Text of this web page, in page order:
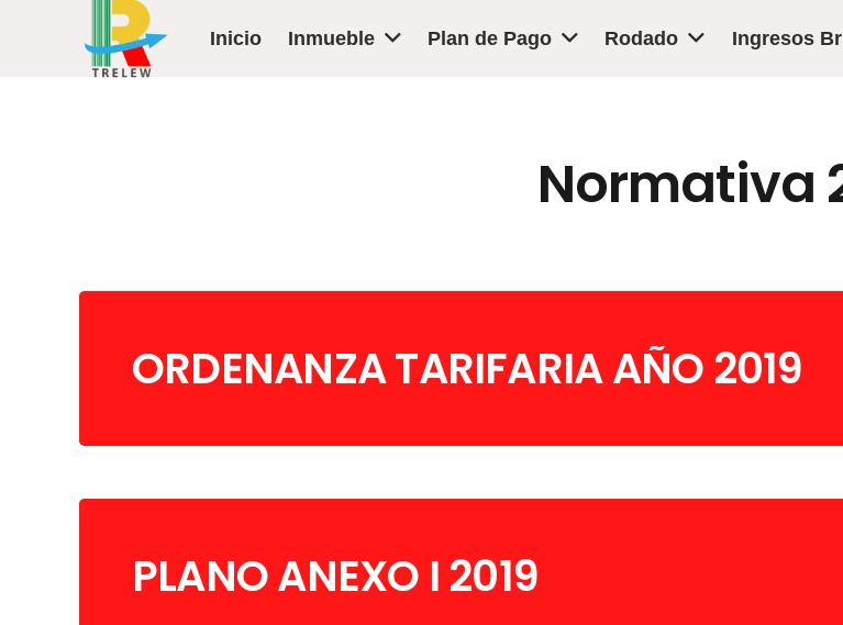
Inicio Inmueble Plan de Pago Rodado Ingresos
Normativa
ORDENANZA TARIFARIA AÑO 2019
PLANO ANEXO I 2019